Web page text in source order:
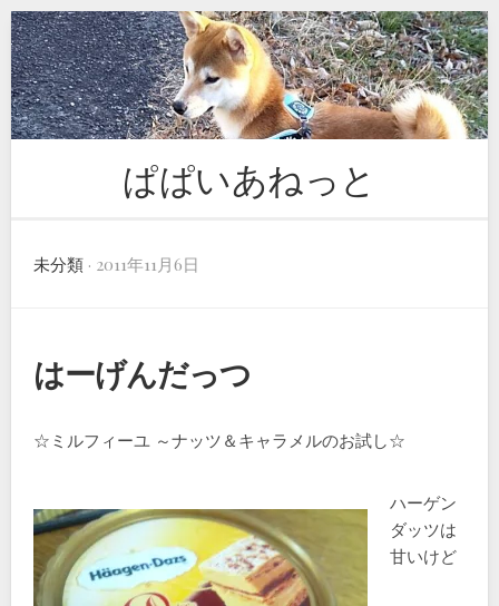
Skip
to
content
ぱぱいあねっと
未分類 · 2011年11月6日
はーげんだっつ
☆ミルフィーユ ～ナッツ＆キャラメルのお試し☆
ハーゲン
ダッツは
甘いけど